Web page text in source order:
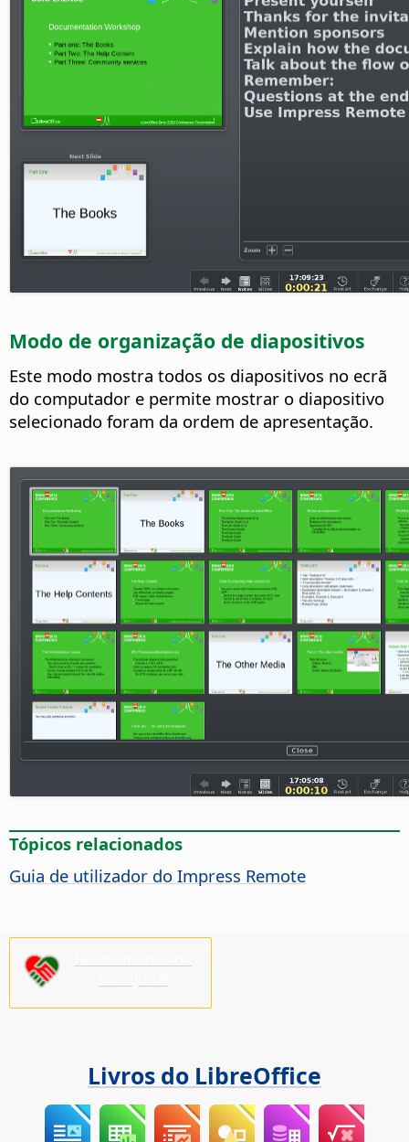
Modo de organização de diapositivos
Este modo mostra todos os diapositivos no ecrã
do computador e permite mostrar o diapositivo
selecionado foram da ordem de apresentação.
Tópicos relacionados
Guia de utilizador do Impress Remote
Livros do LibreOffice